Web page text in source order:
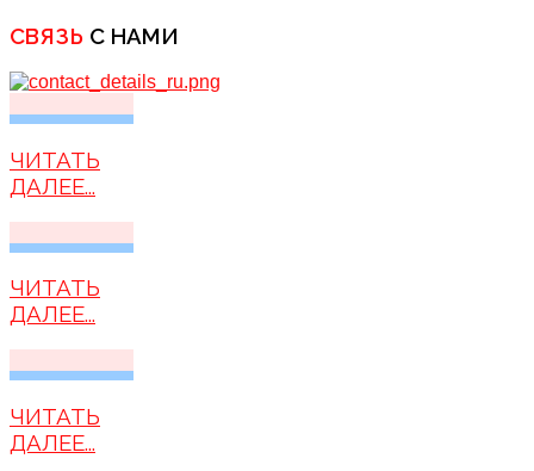
СВЯЗЬ С НАМИ
ЧИТАТЬ
ДАЛЕЕ...
ЧИТАТЬ
ДАЛЕЕ...
ЧИТАТЬ
ДАЛЕЕ...